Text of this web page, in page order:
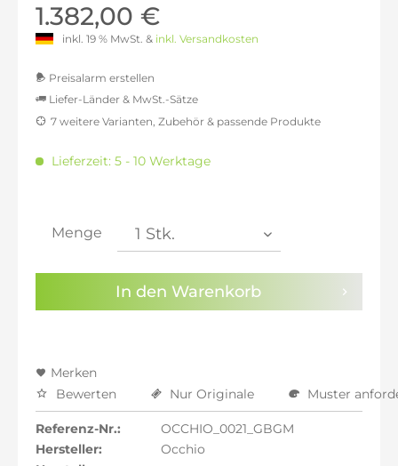
1.382,00 €
inkl. 19 % MwSt. & inkl. Versandkosten
Preisalarm erstellen
Sie haben dieDatenschutzbestimmungenzur
Kenntnis genommen.
Liefer-Länder & MwSt.-Sätze
inkl. 16% MwSt.: 1.347,16 €
inkl. 20% MwSt.: 1.393,61 €
inkl. 21% MwSt.: 1.405,23 €
inkl. 22% MwSt.: 1.416,84 €
7 weitere Varianten, Zubehör & passende Produkte
Lieferzeit: 5 - 10 Werktage
Menge
In den Warenkorb
Merken
Bewerten
Nur Originale Muster
Referenz-Nr.:
OCCHIO_0021_GBGM
Hersteller:
Occhio